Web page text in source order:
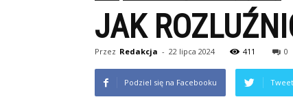
JAK
Przez Redakcja - 22 lipca 2024 411 0
Podziel się na Facebooku